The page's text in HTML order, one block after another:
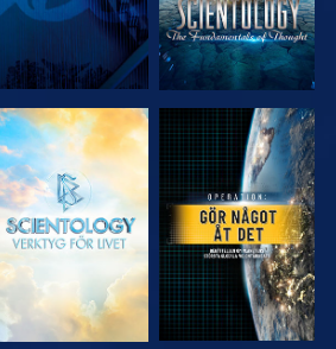
UTFORSKA
SERIEN
TITTA